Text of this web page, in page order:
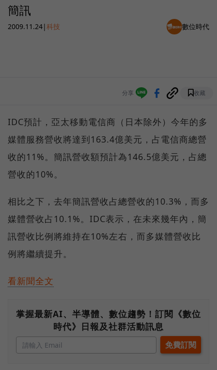
簡訊
2009.11.24|科技 數位時代
分享 收藏
IDC預計，亞太移動電信商（日本除外）今年的多
媒體服務營收將達到163.4億美元，占電信商總營
收的11%。簡訊營收額預計為146.5億美元，占總
營收的10%。
相比之下，去年簡訊營收占總營收的10.3%，而多
媒體營收占10.1%。IDC表示，在未來幾年內，簡
訊營收比例將維持在10%左右，而多媒體營收比
例將繼續提升。
看新聞全文
掌握最新AI、半導體、數位趨勢！訂閱《數位
時代》日報及社群活動訊息